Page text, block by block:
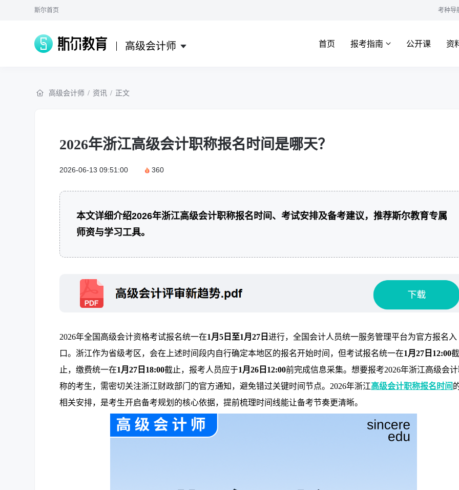
斯尔首页 考种导
高级会计师 首页 报考指南 公开课 资
高级会计师 / 资讯 / 正文
2026年浙江高级会计职称报名时间是哪天？
2026-06-13 09:51:00 360
本文详细介绍2026年浙江高级会计职称报名时间、考试安排及备考建议，推荐斯尔教育专属
师资与学习工具。
2026年全国高级会计资格考试报名统一在1月5日至1月27日进行，全国会计人员统一服务管理平台为官方报名入
口。浙江作为省级考区，会在上述时间段内自行确定本地区的报名开始时间，但考试报名统一在1月27日12:00截
止，缴费统一在1月27日18:00截止，报考人员应于1月26日12:00前完成信息采集。想要报考2026年浙江高级会
称的考生，需密切关注浙江财政部门的官方通知，避免错过关键时间节点。2026年浙江高级会计职称报名时间
相关安排，是考生开启备考规划的核心依据，提前梳理时间线能让备考节奏更清晰。